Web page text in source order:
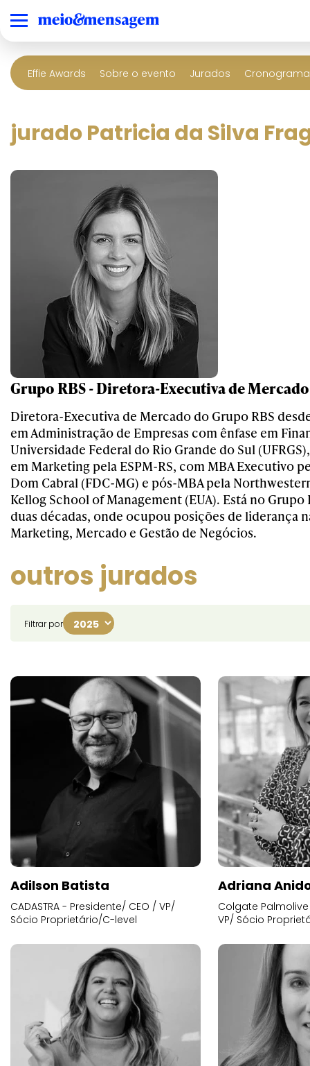
Effie Awards Sobre o evento Jurados
jurado Patricia da Silva
Grupo RBS - Diretora-Executiva de Mercado
Diretora-Executiva de Mercado do Grupo RBS
em Administração de Empresas com ênfase em
Universidade Federal do Rio Grande do Sul
em Marketing pela ESPM-RS, com MBA Executivo
Dom Cabral (FDC-MG) e pós-MBA pela
Kellog School of Management (EUA). Está no Grupo
duas décadas, onde ocupou posições de liderança
Marketing, Mercado e Gestão de Negócios.
outros jurados
Filtrar por
Adilson Batista
CADASTRA - Presidente/ CEO / VP/
Sócio Proprietário/C-level
Adriana
Colgate
VP/ Sócio